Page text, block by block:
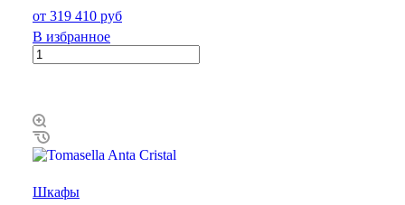
от 319 410 руб
В избранное
Шкафы